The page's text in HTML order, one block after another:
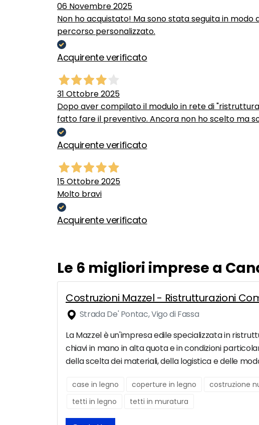
06 Novembre 2025
Non ho acquistato! Ma sono stata seguita in
percorso personalizzato.
Acquirente verificato
31 Ottobre 2025
Dopo aver compilato il modulo in rete di
fatto fare il preventivo. Ancora non ho scelto ma
Acquirente verificato
15 Ottobre 2025
Molto bravi
Acquirente verificato
Le 6 migliori imprese a
Costruzioni Mazzel - Ristrutturazioni
Strada De' Pontac, Vigo di Fassa
La Mazzel è un'impresa edile specializzata in
chiavi in mano in alta quota e in condizioni
della scelta dei materiali, della logistica e delle
case in legno coperture in legno costruzione
tetti in legno
tetti in muratura